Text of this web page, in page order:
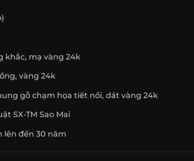
khắc, mạ vàng 24k
vàng 24k
gỗ chạm họa tiết nổi, dát vàng 24k
SX-TM Sao Mai
lên đến 30 năm